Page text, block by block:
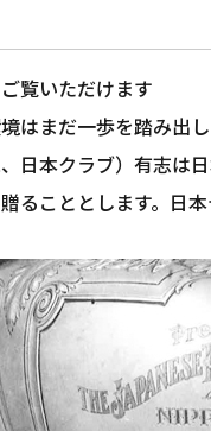
覧いただけます
はまだ一歩を踏み出
日本クラブ）有志は
ることとします。日